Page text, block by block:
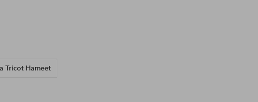
Tricot Hameet